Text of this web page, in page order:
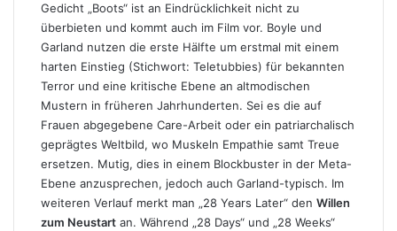
Gedicht „Boots“ ist an Eindrücklichkeit nicht zu
überbieten und kommt auch im Film vor. Boyle und
Garland nutzen die erste Hälfte um erstmal mit einem
harten Einstieg (Stichwort: Teletubbies) für bekannten
Terror und eine kritische Ebene an altmodischen
Mustern in früheren Jahrhunderten. Sei es die auf
Frauen abgegebene Care-Arbeit oder ein patriarchalisch
geprägtes Weltbild, wo Muskeln Empathie samt Treue
ersetzen. Mutig, dies in einem Blockbuster in der Meta-
Ebene anzusprechen, jedoch auch Garland-typisch. Im
weiteren Verlauf merkt man „28 Years Later“ den Willen
zum Neustart an. Während „28 Days“ und „28 Weeks“